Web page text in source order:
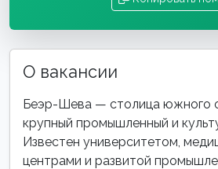
О вакансии
Беэр-Шева — столица южного
крупный промышленный и
Известен университетом,
центрами и развитой